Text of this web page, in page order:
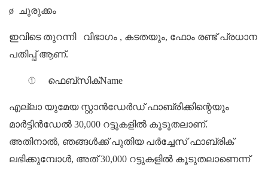
ø ചുരുക്കം
ഇവിടെ തുറന്നി വിഭാഗം , കടതയും, ഫോം രണ്ട് പ്രധാന
പതിപ്പ് ആണ്.
① ഫെബ്സിക്Name
എല്ലാ യുമേയ സ്റ്റാൻഡേർഡ് ഫാബ്രിക്കിന്റെയും
മാർട്ടിൻഡേൽ 30,000 റട്ടുകളിൽ കൂടുതലാണ്.
അതിനാൽ, ഞങ്ങൾക്ക് പുതിയ പർച്ചേസ് ഫാബ്രിക്
ലഭിക്കുമ്പോൾ, അത് 30,000 റട്ടുകളിൽ കൂടുതലാണെന്ന്